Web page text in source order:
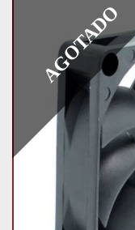
AGOTADO